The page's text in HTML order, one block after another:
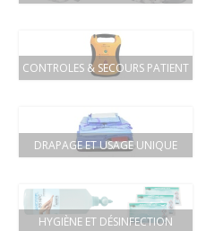
CONTROLES & SECOURS PATIENT
DRAPAGE ET USAGE UNIQUE
HYGIÈNE ET DÉSINFECTION